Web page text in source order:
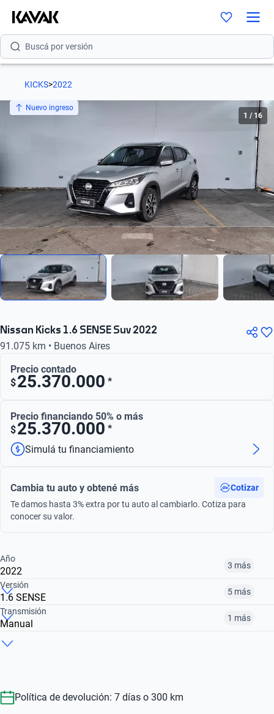
Buscá por modelo
Buscá por versión
Buscá por marca
Buscá por año
KICKS>2022
Nuevo ingreso
1 / 16
Nissan Kicks 1.6 SENSE Suv 2022
91.075 km • Buenos Aires
Precio contado
$25.370.000 *
Precio financiando 50% o más
$25.370.000 *
Simulá tu financiamiento
Cambia tu auto y obtené más
Cotizar
Te damos hasta 3% extra por tu auto al cambiarlo. Cotiza para
conocer su valor.
Año
2022 3 más
2019
$ 27.790.000
Versión
1.6 SENSE 5 más
Transmisión
Manual 1 más
Política de devolución: 7 días o 300 km